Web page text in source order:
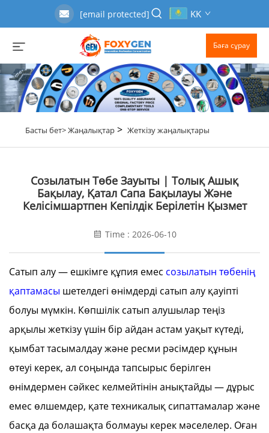
[email protected] KK
Баға сұрау
Басты бет>Жаңалықтар> Жеткізу жаңалықтары
Созылатын Төбе Зауыты | Толық Ашық
Бақылау, Қатал Сапа Бақылауы Және
Келісімшартпен Кепілдік Берілетін Қызмет
Time : 2026-06-10
Сатып алу — ешкімге құпия емес созылатын төбенің
қаптамасы шетелдегі өнімдерді сатып алу қауіпті
болуы мүмкін. Көпшілік сатып алушылар теңіз
арқылы жеткізу үшін бір айдан астам уақыт күтеді,
қымбат тасымалдау және ресми рәсімдер құнын
өтеуі керек, ал соңында тапсырыс берілген
өнімдермен сәйкес келмейтінін анықтайды — дұрыс
емес өлшемдер, қате техникалық сипаттамалар және
басқа да болашақта болмауы керек мәселелер. Оған